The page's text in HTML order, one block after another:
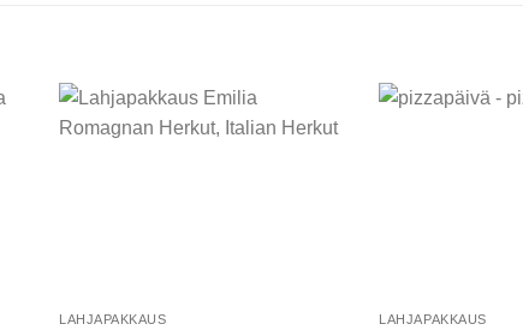
LAHJAPAKKAUS LAHJAPAKKAUS